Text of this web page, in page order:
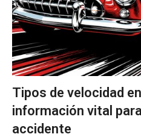
Tipos de velocidad
información vital
accidente